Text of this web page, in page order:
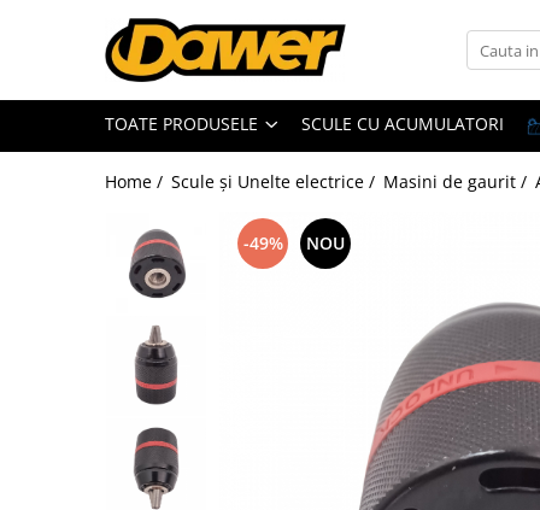
Toate Produsele
Pompe apă și Hidrofoare
Pompe submersibile
Pompe apa de suprafata
Pompe apa murdara
Pompe recirculare
Accesorii pompe
Scule și Unelte electrice
Masini de gaurit
TOATE PRODUSELE SCULE CU ACUMULATORI
Home / Scule și Unelte electrice / Masini de gaurit /
-49% NOU